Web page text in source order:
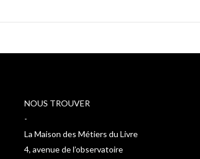
NOUS TROUVER
-
La Maison des Métiers du Livre
4, avenue de l’observatoire